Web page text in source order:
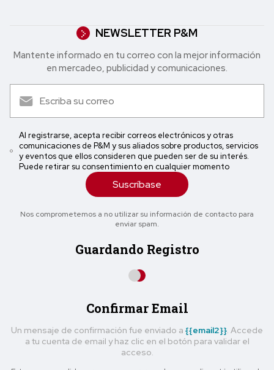
NEWSLETTER P&M
Mantente informado en tu correo con la mejor in formación
en mercadeo, publicidad y comunicaciones.
Al registrarse, acepta recibir correos electrónicos y otras
comunicaciones de P&M y sus aliados sobre productos, servicios
y eventos que ellos consideren que pueden ser de su interés.
Puede retirar su consentimiento en cualquier momento
Suscríbase
Nos comprometemos a no utilizar su información de contacto para
enviar spam.
Guardando Registro
Confirmar Email
Un mensaje de confirmación fue enviado a {{email2}}. Accede
a tu cuenta de email y haz clic en el botón para validar el
acceso.